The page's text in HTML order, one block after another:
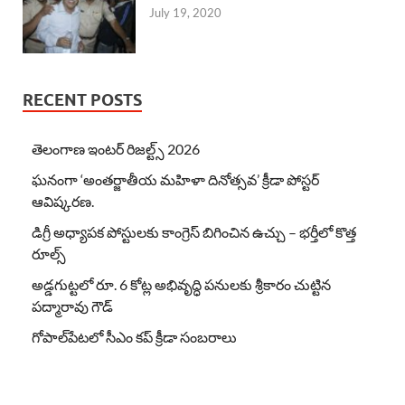
July 19, 2020
RECENT POSTS
తెలంగాణ ఇంటర్ రిజల్ట్స్ 2026
ఘనంగా ‘అంతర్జాతీయ మహిళా దినోత్సవ’ క్రీడా పోస్టర్
ఆవిష్కరణ.
డిగ్రీ అధ్యాపక పోస్టులకు కాంగ్రెస్ బిగించిన ఉచ్చు – భర్తీలో కొత్త
రూల్స్
అడ్డగుట్టలో రూ. 6 కోట్ల అభివృద్ధి పనులకు శ్రీకారం చుట్టిన
పద్మారావు గౌడ్
గోపాల్‌పేటలో సీఎం కప్ క్రీడా సంబరాలు